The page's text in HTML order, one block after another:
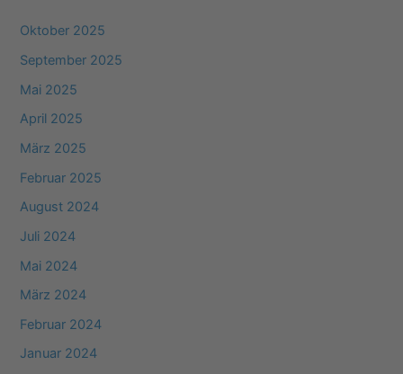
Oktober 2025
September 2025
Mai 2025
April 2025
März 2025
Februar 2025
August 2024
Juli 2024
Mai 2024
März 2024
Februar 2024
Januar 2024